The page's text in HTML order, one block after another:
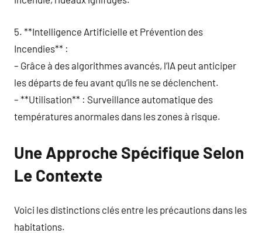
5. **Intelligence Artificielle et Prévention des
Incendies** :
– Grâce à des algorithmes avancés, l’IA peut anticiper
les départs de feu avant qu’ils ne se déclenchent.
– **Utilisation** : Surveillance automatique des
températures anormales dans les zones à risque.
Une Approche Spécifique Selon
Le Contexte
Voici les distinctions clés entre les précautions dans les
habitations.